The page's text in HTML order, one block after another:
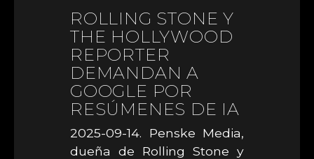
ROLLING STONE Y
THE HOLLYWOOD
REPORTER
DEMANDAN A
GOOGLE POR
RESÚMENES DE IA
2025-09-14. Penske Media,
dueña de Rolling Stone y